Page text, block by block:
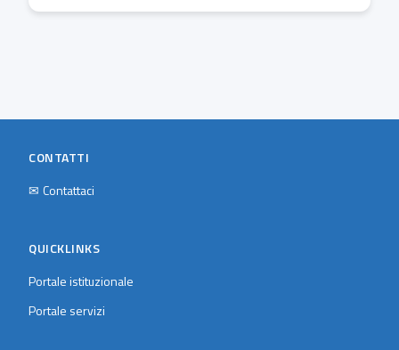
CONTATTI
✉ Contattaci
QUICKLINKS
Portale istituzionale
Portale servizi